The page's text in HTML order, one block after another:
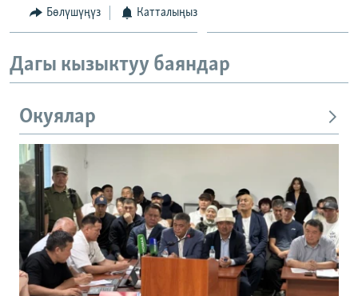
Бөлүшүңүз Катталыңыз
Дагы кызыктуу баяндар
Окуялар